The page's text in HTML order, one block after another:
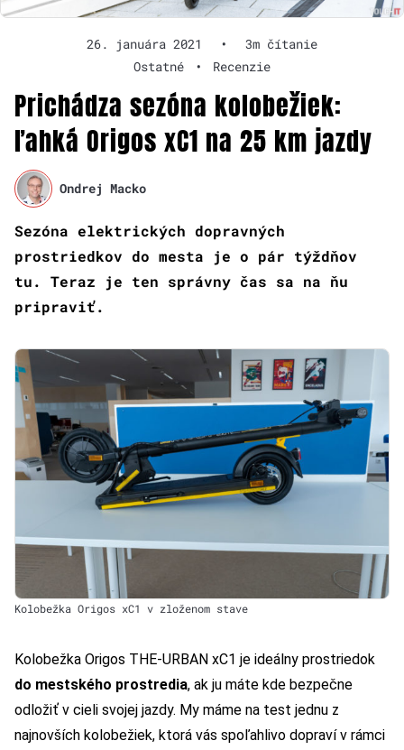
26. januára 2021 •
3m čítanie
Ostatné
• Recenzie
Prichádza sezóna kolobežiek:
ľahká Origos xC1 na 25 km jazdy
Ondrej Macko
Sezóna elektrických dopravných
prostriedkov do mesta je o pár týždňov
tu. Teraz je ten správny čas sa na ňu
pripraviť.
Kolobežka Origos xC1 v zloženom stave
Kolobežka Origos THE-URBAN xC1 je ideálny prostriedok
do mestského prostredia, ak ju máte kde bezpečne
odložiť v cieli svojej jazdy. My máme na test jednu z
najnovších kolobežiek, ktorá vás spoľahlivo dopraví v rámci